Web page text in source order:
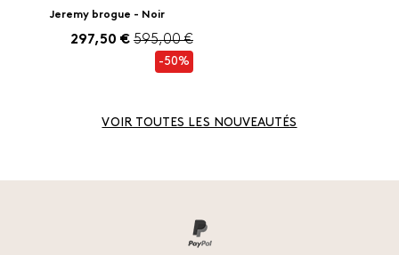
Jeremy brogue - Noir
297,50 € 595,00 €
-50%
VOIR TOUTES LES NOUVEAUTÉS